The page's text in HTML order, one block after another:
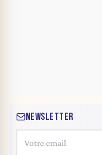
NEWSLETTER